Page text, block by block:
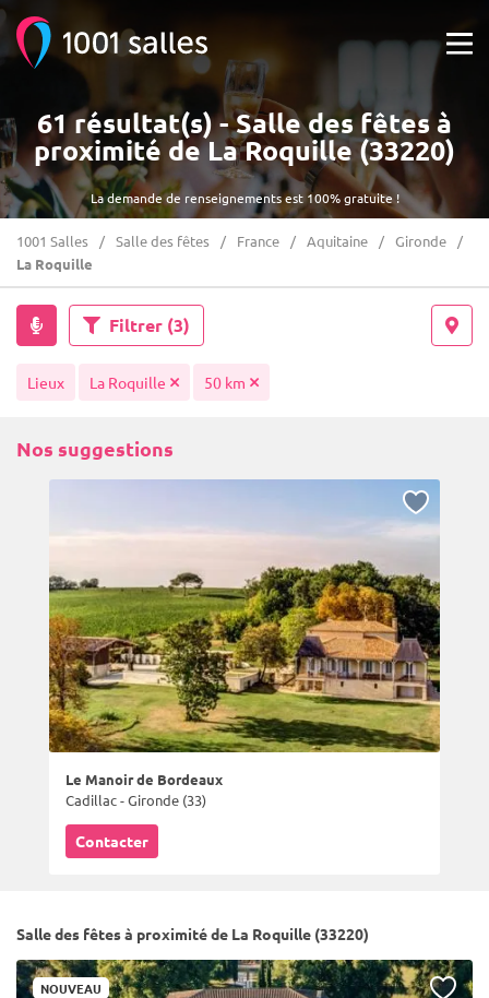
La demande de renseignements est 100% gratuite !
61 résultat(s) - Salle des fêtes à
proximité de La Roquille (33220)
1001 Salles Salle des fêtes France Aquitaine
Gironde
La Roquille
Filtrer (3)
Lieux La Roquille 50 km
Nos suggestions
Le Manoir de Bordeaux
Cadillac - Gironde (33)
Contacter
Salle des fêtes à proximité de La Roquille (33220)
NOUVEAU